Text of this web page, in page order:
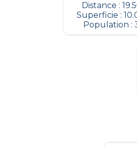
Distance :
Superficie :
Population :